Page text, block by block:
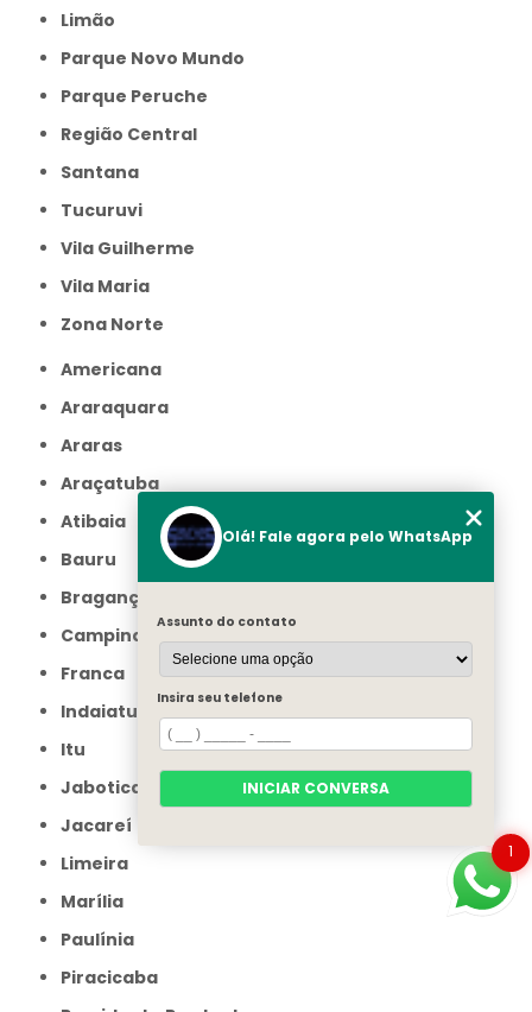
Limão
Parque Novo Mundo
Parque Peruche
Região Central
Santana
Tucuruvi
Vila Guilherme
Vila Maria
Zona Norte
Americana
Araraquara
Araras
Araçatuba
Atibaia
Bauru
Bragança Paulista
Campinas
Franca
Indaiatuba
Itu
Jaboticabal
Jacareí
Limeira
Marília
Paulínia
Piracicaba
1
Olá! Fale agora pelo WhatsApp
Assunto do contato
Insira seu telefone
INICIAR CONVERSA